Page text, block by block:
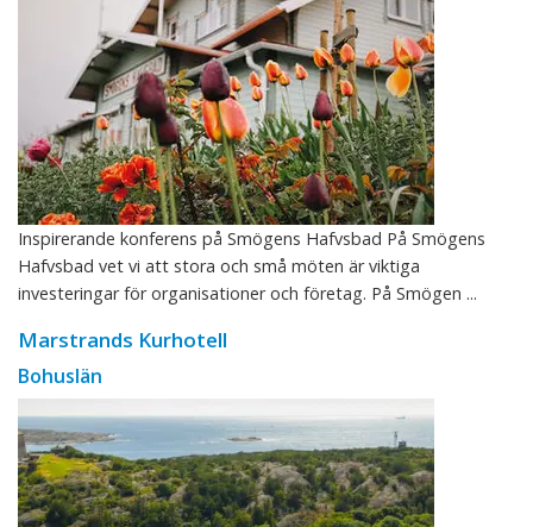
Inspirerande konferens på Smögens Hafvsbad På Smögens
Hafvsbad vet vi att stora och små möten är viktiga
investeringar för organisationer och företag. På Smögen ...
Marstrands Kurhotell
Bohuslän